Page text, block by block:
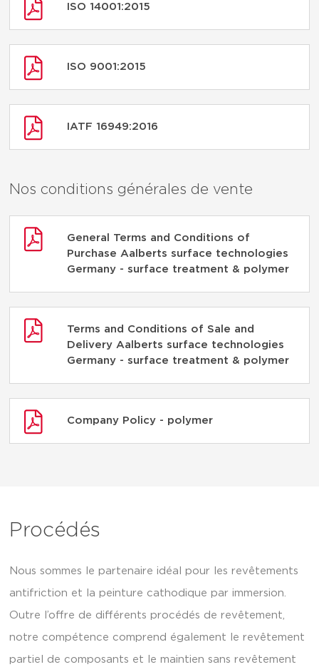
ISO 14001:2015
ISO 9001:2015
IATF 16949:2016
Nos conditions générales de vente
General Terms and Conditions of
Purchase Aalberts surface technologies
Germany - surface treatment & polymer
Terms and Conditions of Sale and
Delivery Aalberts surface technologies
Germany - surface treatment & polymer
Company Policy - polymer
Procédés
Nous sommes le partenaire idéal pour les revêtements
antifriction et la peinture cathodique par immersion.
Outre l’offre de différents procédés de revêtement,
notre compétence comprend également le revêtement
partiel de composants et le maintien sans revêtement